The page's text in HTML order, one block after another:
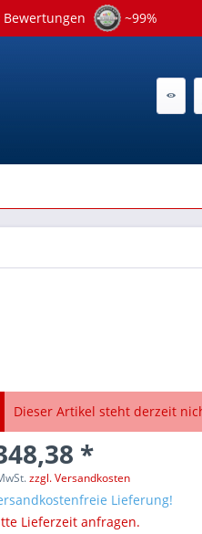
Bewertungen ~99%
Dieser Artikel steht derzeit
*
zzgl. Versandkosten
Lieferung!
Lieferzeit anfragen.